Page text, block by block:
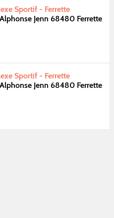
Sportif - Ferrette
Jenn 68480 Ferrette
Sportif - Ferrette
Jenn 68480 Ferrette